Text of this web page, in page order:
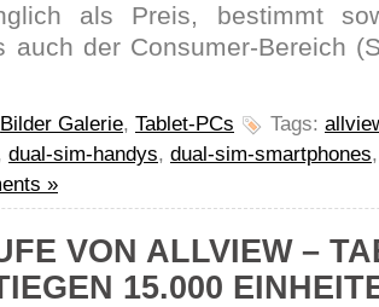
als Preis, bestimmt
auch der Consumer-Bereich
Bilder Galerie, Tablet-PCs Tags:
dual-sim-handys, dual-sim-smartphones
»
VON ALLVIEW –
15.000